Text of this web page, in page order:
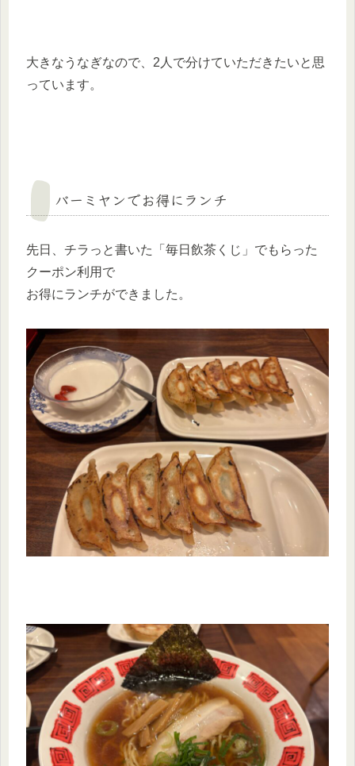
大きなうなぎなので、2人で分けていただきたいと思
っています。
バーミヤンでお得にランチ
先日、チラっと書いた「毎日飲茶くじ」でもらった
クーポン利用で
お得にランチができました。